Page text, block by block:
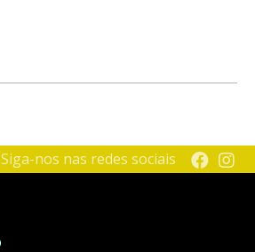
Siga-nos nas redes sociais